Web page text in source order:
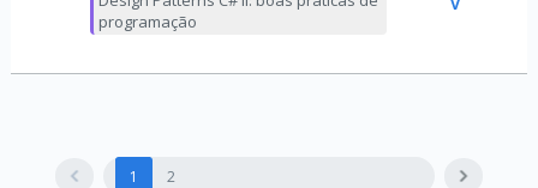
programação
V
1 2